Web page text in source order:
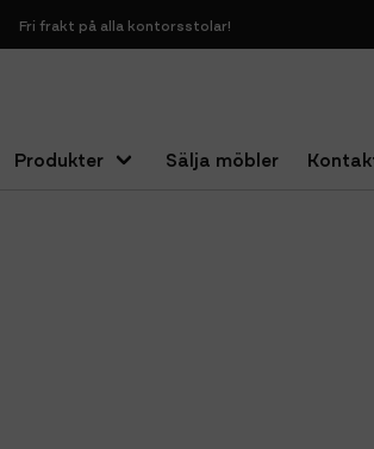
Fri frakt på alla kontorsstolar!
Produkter Sälja möbler
Hem Blogg Jämförelse av RH och